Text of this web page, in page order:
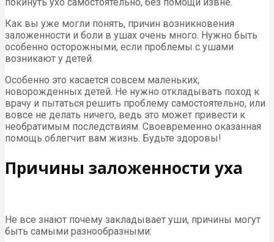
Как вы уже могли понять, причин возникновения
заложенности и боли в ушах очень много. Нужно быть
особенно осторожными, если проблемы с ушами
возникают у детей.
Особенно это касается совсем маленьких,
новорожденных детей. Не нужно откладывать поход к
врачу и пытаться решить проблему самостоятельно, или
вовсе не делать ничего, ведь это может привести к
необратимым последствиям. Своевременно оказанная
помощь облегчит вам жизнь. Будьте здоровы!
Причины заложенности уха
Не все знают почему закладывает уши, причины могут
быть самыми разнообразными: